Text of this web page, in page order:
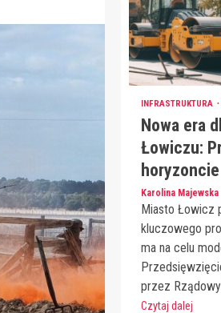
INFRASTRUKTURA
Nowa era
Łowiczu:
horyzoncie
Karolina Majewska
Miasto Łowicz
kluczowego
ma na celu
przez
Czytaj dalej